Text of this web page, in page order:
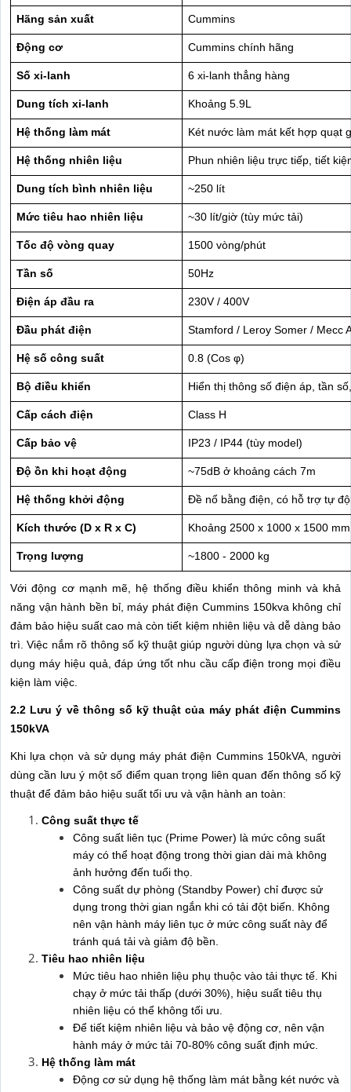
Hãng sản xuất Cummins
Động cơ Cummins chính hãng
Số xi-lanh 6 xi-lanh thẳng hàng
Dung tích xi-lanh Khoảng 5.9L
Hệ thống làm mát Két nước làm mát kết hợp quạt
Hệ thống nhiên liệu Phun nhiên liệu trực tiếp, tiết
Dung tích bình nhiên liệu ~250 lít
Mức tiêu hao nhiên liệu ~30 lít/giờ (tùy mức tải)
Tốc độ vòng quay 1500 vòng/phút
Tần số 50Hz
Điện áp đầu ra 230V / 400V
Đầu phát điện Stamford / Leroy Somer / Mecc
Hệ số công suất 0.8 (Cos φ)
Bộ điều khiển Hiển thị thông số điện áp, tần
Cấp cách điện Class H
Cấp bảo vệ IP23 / IP44 (tùy model)
Độ ồn khi hoạt động ~75dB ở khoảng cách 7m
Hệ thống khởi động Đề nổ bằng điện, có hỗ trợ tự
Kích thước (D x R x C) Khoảng 2500 x 1000 x 1500
Trọng lượng ~1800 - 2000 kg
Với động cơ mạnh mẽ, hệ thống điều khiển thông minh và khả
năng vận hành bền bỉ, máy phát điện Cummins 150kva không chỉ
đảm bảo hiệu suất cao mà còn tiết kiệm nhiên liệu và dễ dàng bảo
trì. Việc nắm rõ thông số kỹ thuật giúp người dùng lựa chọn và sử
dụng máy hiệu quả, đáp ứng tốt nhu cầu cấp điện trong mọi điều
kiện làm việc.
2.2 Lưu ý về thông số kỹ thuật của máy phát điện Cummins
150kVA
Khi lựa chọn và sử dụng máy phát điện Cummins 150kVA, người
dùng cần lưu ý một số điểm quan trọng liên quan đến thông số kỹ
thuật để đảm bảo hiệu suất tối ưu và vận hành an toàn:
Công suất thực tế
Công suất liên tục (Prime Power) là mức công suất
máy có thể hoạt động trong thời gian dài mà không
ảnh hưởng đến tuổi thọ.
Công suất dự phòng (Standby Power) chỉ được sử
dụng trong thời gian ngắn khi có tải đột biến. Không
nên vận hành máy liên tục ở mức công suất này để
tránh quá tải và giảm độ bền.
Tiêu hao nhiên liệu
Mức tiêu hao nhiên liệu phụ thuộc vào tải thực tế. Khi
chạy ở mức tải thấp (dưới 30%), hiệu suất tiêu thụ
nhiên liệu có thể không tối ưu.
Để tiết kiệm nhiên liệu và bảo vệ động cơ, nên vận
hành máy ở mức tải 70-80% công suất định mức.
Hệ thống làm mát
Động cơ sử dụng hệ thống làm mát bằng két nước và